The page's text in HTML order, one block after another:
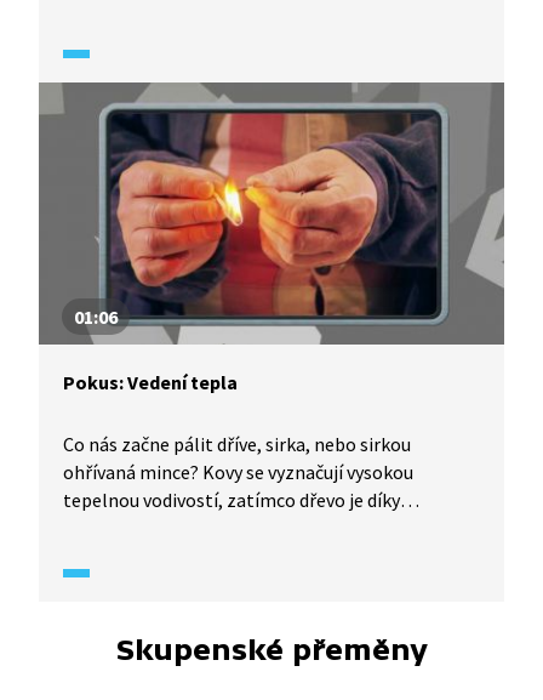
proudí teplo samovolně zezdola nahoru.
01:06
Pokus: Vedení tepla
Co nás začne pálit dříve, sirka, nebo sirkou
ohřívaná mince? Kovy se vyznačují vysokou
tepelnou vodivostí, zatímco dřevo je díky
Skupenské přeměny